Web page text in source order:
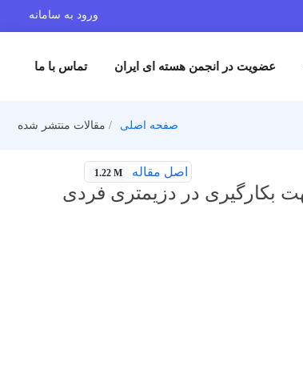
ورود به سامانه
عضویت در انجمن هسته ای ایران تماس با ما
صفحه اصلی مقالات منتشر شده
اصل مقاله 1.22 M